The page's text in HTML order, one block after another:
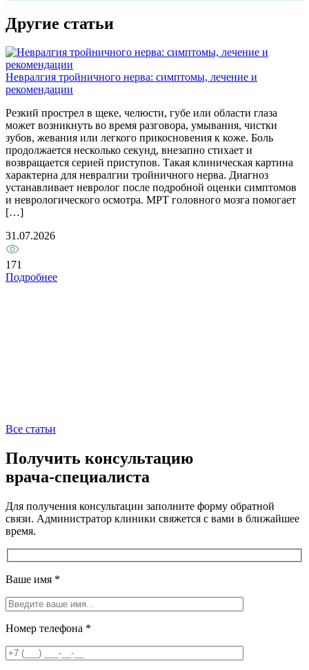
Другие статьи
Невралгия тройничного нерва: симптомы, лечение и
рекомендации
Резкий прострел в щеке, челюсти, губе или области глаза
может возникнуть во время разговора, умывания, чистки
зубов, жевания или легкого прикосновения к коже. Боль
продолжается несколько секунд, внезапно стихает и
возвращается серией приступов. Такая клиническая картина
характерна для невралгии тройничного нерва. Диагноз
устанавливает невролог после подробной оценки симптомов
и неврологического осмотра. МРТ головного мозга помогает
[…]
31.07.2026
171
Подробнее
Все статьи
Получить консультацию
врача-специалиста
Для получения консультации заполните форму обратной
связи. Администратор клиники свяжется с вами в ближайшее
время.
Ваше имя *
Номер телефона *